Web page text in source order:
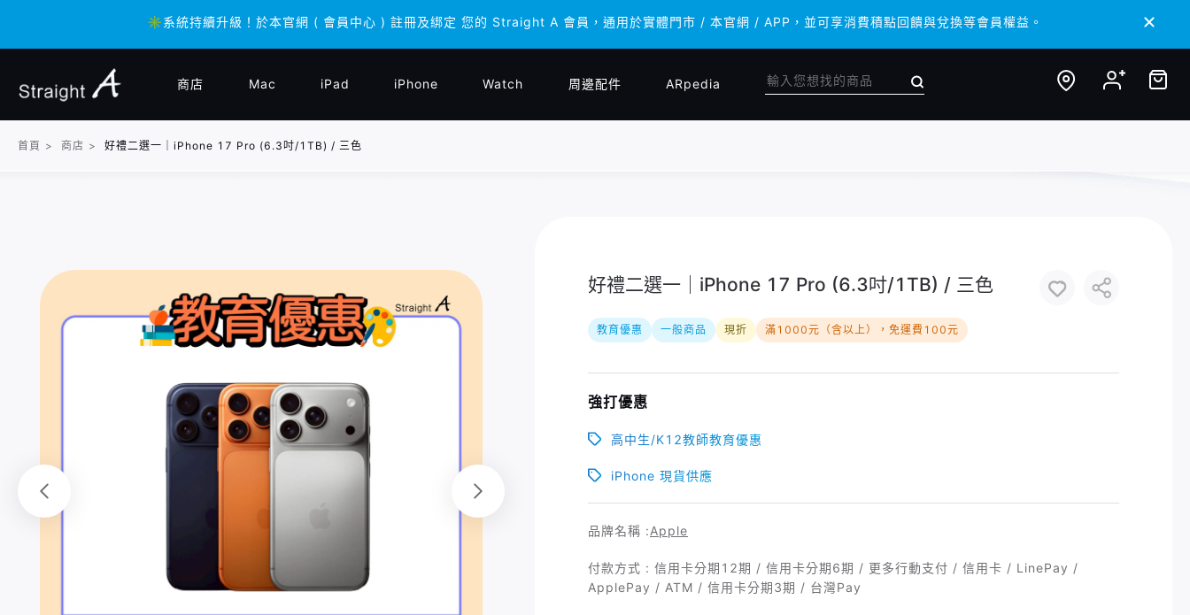
✳️系統持續升級！於本官網 ( 會員中心 ) 註冊及綁定 您的 Straight A 會員，通用於實體門市 / 本官網 / APP，並可享消費積點回饋與兌換等會員權益。
✳️系統持續升級！於本官網 ( 會員中心 ) 註冊及綁定 您的 Straight A 會員，通用於實體門市 / 本官網 / APP，並可享消費積點回饋與兌換等會員權益。
商店 Mac iPad iPhone Watch 周邊配件 ARpedia
首頁 > 商店 > 好禮二選一｜iPhone 17 Pro (6.3吋/1TB) / 三色
好禮二選一｜iPhone 17 Pro (6.3吋/1TB) / 三色
教育優惠 一般商品 現折 滿1000元（含以上），免運費100元
強打優惠
高中生/K12教師教育優惠
iPhone 現貨供應
品牌名稱 :Apple
付款方式 : 信用卡分期12期 / 信用卡分期6期 / 更多行動支付 / 信用卡 / LinePay /
ApplePay / ATM / 信用卡分期3期 / 台灣Pay